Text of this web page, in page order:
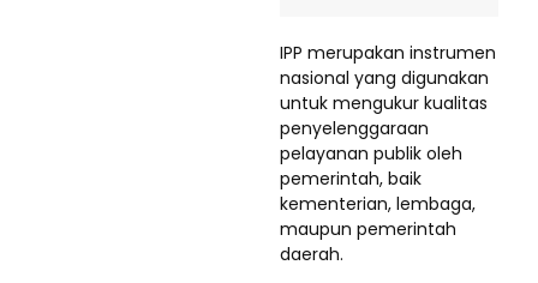
IPP merupakan instrumen
nasional yang digunakan
untuk mengukur kualitas
penyelenggaraan
pelayanan publik oleh
pemerintah, baik
kementerian, lembaga,
maupun pemerintah
daerah.